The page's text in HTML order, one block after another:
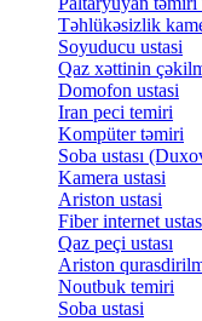
Təhlükəsizlik
Soyuducu ustasi
Qaz xəttinin
Domofon ustasi
Iran peci temiri
Kompüter təmiri
Soba ustası
Kamera ustasi
Ariston ustasi
Fiber internet
Qaz peçi ustası
Ariston
Noutbuk temiri
Soba ustasi